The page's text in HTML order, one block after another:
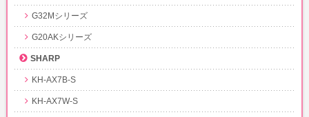
G32Mシリーズ
G20AKシリーズ
SHARP
KH-AX7B-S
KH-AX7W-S